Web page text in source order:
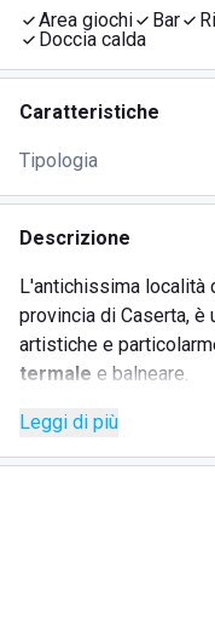
Area giochi Bar
Doccia calda
Caratteristiche
Tipologia
Descrizione
L'antichissima località
provincia di Caserta,
artistiche e
termale e balneare.
Su una porzione dello
la sua sabbia dalla
Leggi di più